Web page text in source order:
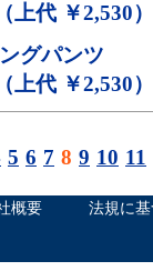
上代 ￥2,530）
グパンツ
上代 ￥2,530）
5 6 7 8 9 10 11
概要 法規に